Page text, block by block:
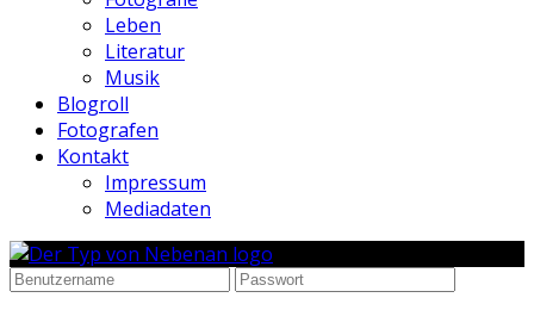
Leben
Literatur
Musik
Blogroll
Fotografen
Kontakt
Impressum
Mediadaten